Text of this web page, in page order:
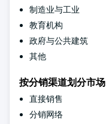
制造业与工业
教育机构
政府与公共建筑
其他
按分销渠道划分市场
直接销售
分销网络